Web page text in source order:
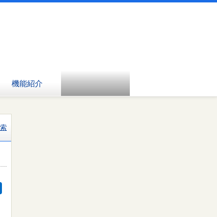
機能紹介